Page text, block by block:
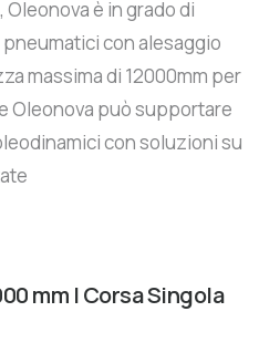
Oleonova è in grado di
con alesaggio
massima di 12000mm per
Oleonova può supportare
con soluzioni su
mm | Corsa Singola